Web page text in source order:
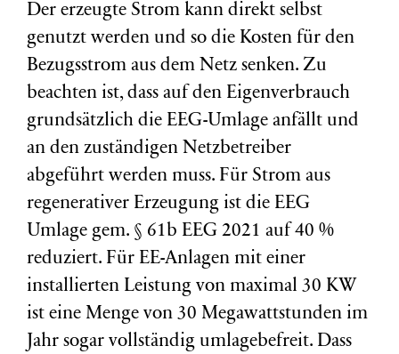
Der erzeugte Strom kann direkt selbst
genutzt werden und so die Kosten für den
Bezugsstrom aus dem Netz senken. Zu
beachten ist, dass auf den Eigenverbrauch
grundsätzlich die EEG-Umlage anfällt und
an den zuständigen Netzbetreiber
abgeführt werden muss. Für Strom aus
regenerativer Erzeugung ist die EEG
Umlage gem. § 61b EEG 2021 auf 40 %
reduziert. Für EE-Anlagen mit einer
installierten Leistung von maximal 30 KW
ist eine Menge von 30 Megawattstunden im
Jahr sogar vollständig umlagebefreit. Dass